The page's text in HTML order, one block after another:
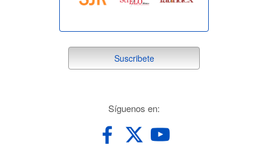
suscribete
Suscribete
Síguenos en: